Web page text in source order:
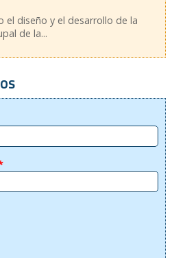
el diseño y el desarrollo de la
de la...